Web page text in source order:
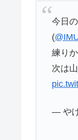
今日
(
練り
次は
— や